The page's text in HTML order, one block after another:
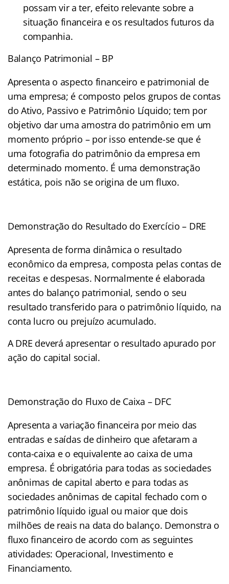
possam vir a ter, efeito relevante sobre a
situação financeira e os resultados futuros da
companhia.
Balanço Patrimonial – BP
Apresenta o aspecto financeiro e patrimonial de
uma empresa; é composto pelos grupos de contas
do Ativo, Passivo e Patrimônio Líquido; tem por
objetivo dar uma amostra do patrimônio em um
momento próprio – por isso entende-se que é
uma fotografia do patrimônio da empresa em
determinado momento. É uma demonstração
estática, pois não se origina de um fluxo.
Demonstração do Resultado do Exercício – DRE
Apresenta de forma dinâmica o resultado
econômico da empresa, composta pelas contas de
receitas e despesas. Normalmente é elaborada
antes do balanço patrimonial, sendo o seu
resultado transferido para o patrimônio líquido, na
conta lucro ou prejuízo acumulado.
A DRE deverá apresentar o resultado apurado por
ação do capital social.
Demonstração do Fluxo de Caixa – DFC
Apresenta a variação financeira por meio das
entradas e saídas de dinheiro que afetaram a
conta-caixa e o equivalente ao caixa de uma
empresa. É obrigatória para todas as sociedades
anônimas de capital aberto e para todas as
sociedades anônimas de capital fechado com o
patrimônio líquido igual ou maior que dois
milhões de reais na data do balanço. Demonstra o
fluxo financeiro de acordo com as seguintes
atividades: Operacional, Investimento e
Financiamento.